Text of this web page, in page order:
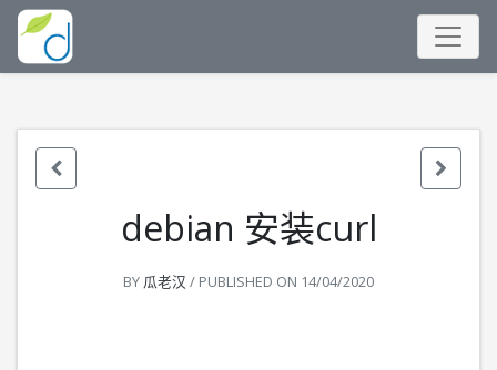
debian 安装curl
BY 瓜老汉 / PUBLISHED ON 14/04/2020